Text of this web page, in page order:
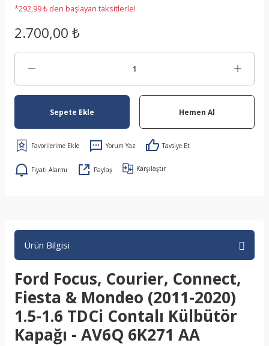
*292,99 ₺ den başlayan taksitlerle!
2.700,00 ₺
Sepete Ekle Hemen Al
Yorum Yaz Tavsiye Et
Fiyatı Alarmı Paylaş Karşılaştır
Ürün Bilgisi
Ford Focus, Courier, Connect,
Fiesta & Mondeo (2011-2020)
1.5-1.6 TDCi Contalı Külbütör
Kapağı - AV6Q 6K271 AA